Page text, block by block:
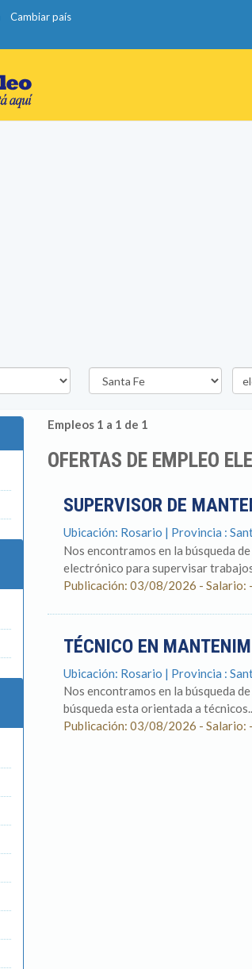
Cambiar país
Provincia
Empleos 1 a 1 de 1
OFERTAS DE EMPLEO
SUPERVISOR DE
Ubicación: Rosario | Provincia :
Nos encontramos en la búsqueda
electrónico para supervisar
Publicación: 03/08/2026 -
TÉCNICO EN
Ubicación: Rosario | Provincia :
Nos encontramos en la búsqueda
búsqueda esta orientada a
Publicación: 03/08/2026 -